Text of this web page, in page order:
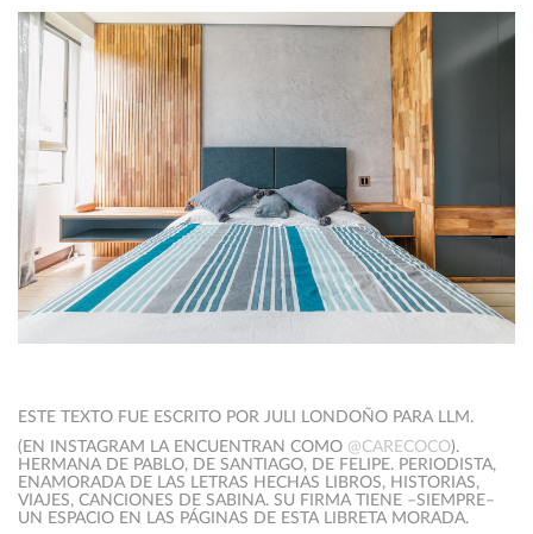
ESTE TEXTO FUE ESCRITO POR JULI LONDOÑO PARA LLM.
(EN INSTAGRAM LA ENCUENTRAN COMO @CARECOCO).
HERMANA DE PABLO, DE SANTIAGO, DE FELIPE. PERIODISTA,
ENAMORADA DE LAS LETRAS HECHAS LIBROS, HISTORIAS,
VIAJES, CANCIONES DE SABINA. SU FIRMA TIENE –SIEMPRE–
UN ESPACIO EN LAS PÁGINAS DE ESTA LIBRETA MORADA.